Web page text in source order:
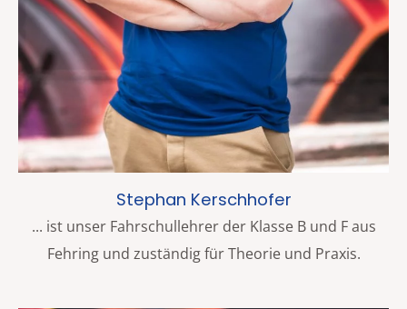
Stephan Kerschhofer
... ist unser Fahrschullehrer der Klasse B und F aus
Fehring und zuständig für Theorie und Praxis.